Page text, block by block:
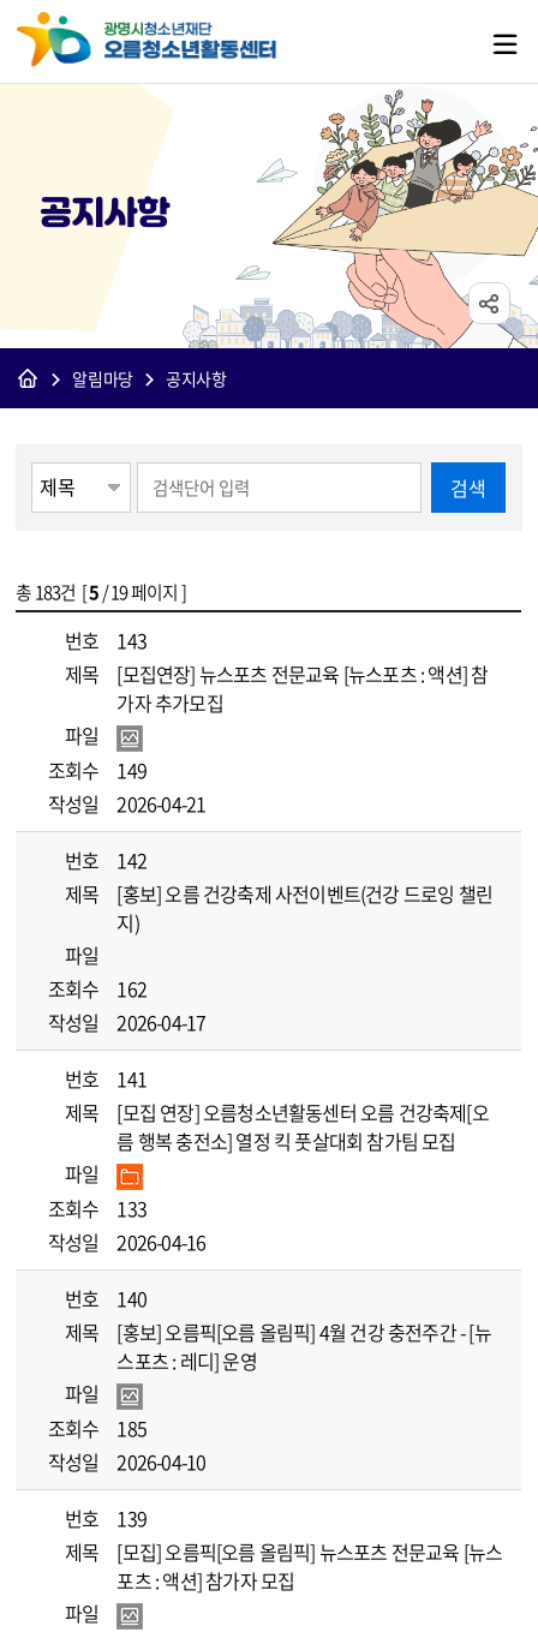
공지사항
알림마당 공지사항
검색
총183건 [5/ 19 페이지 ]
번호
143
제목
[모집연장] 뉴스포츠 전문교육 [뉴스포츠 : 액션] 참
가자 추가모집
파일
조회수
149
작성일
2026-04-21
번호
142
제목
[홍보] 오름 건강축제 사전이벤트(건강 드로잉 챌린
지)
파일
조회수
162
작성일
2026-04-17
번호
141
제목
[모집 연장] 오름청소년활동센터 오름 건강축제[오
름 행복 충전소] 열정 킥 풋살대회 참가팀 모집
파일
조회수
133
작성일
2026-04-16
번호
140
제목
[홍보] 오름픽[오름 올림픽] 4월 건강 충전주간 - [뉴
스포츠 : 레디] 운영
파일
조회수
185
작성일
2026-04-10
번호
139
제목
[모집] 오름픽[오름 올림픽] 뉴스포츠 전문교육 [뉴스
포츠 : 액션] 참가자 모집
파일